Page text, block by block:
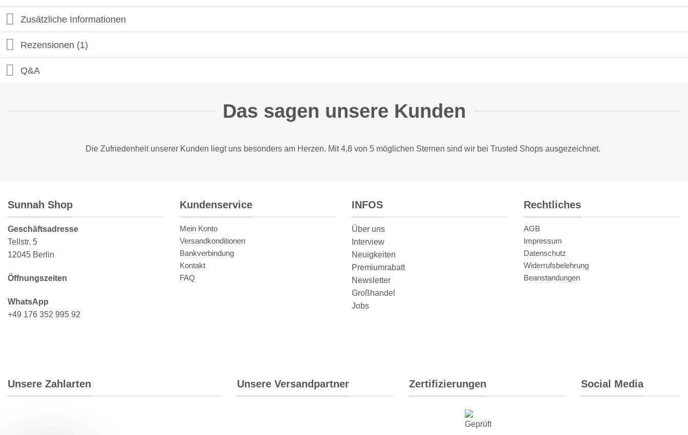
Zusätzliche Informationen
Rezensionen (1)
Q&A
Das sagen unsere Kunden
Die Zufriedenheit unserer Kunden liegt uns besonders am Herzen. Mit 4,8 von 5 möglichen Sternen sind wir bei Trusted Shops ausgezeichnet.
Sunnah Shop
Geschäftsadresse
Tellstr. 5
12045 Berlin
Öffnungszeiten
WhatsApp
+49 176 352 995 92
Kundenservice
Mein Konto
Versandkonditionen
Bankverbindung
Kontakt
FAQ
INFOS
Über uns
Interview
Neuigkeiten
Premiumrabatt
Newsletter
Großhandel
Jobs
Rechtliches
AGB
Impressum
Datenschutz
Widerrufsbelehrung
Beanstandungen
Unsere Zahlarten Unsere Versandpartner Zertifizierungen Social Media